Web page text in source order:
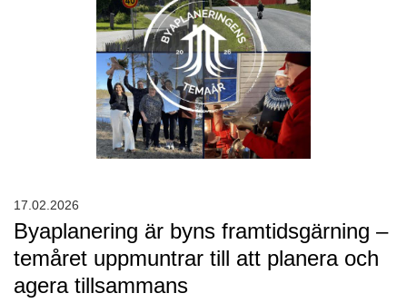
Byaplanering är byns framtidsgärning –
temåret uppmuntrar till att planera och
agera tillsammans
17.02.2026